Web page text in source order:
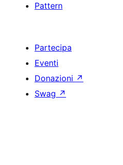
Pattern
Partecipa
Eventi
Donazioni ↗
Swag ↗